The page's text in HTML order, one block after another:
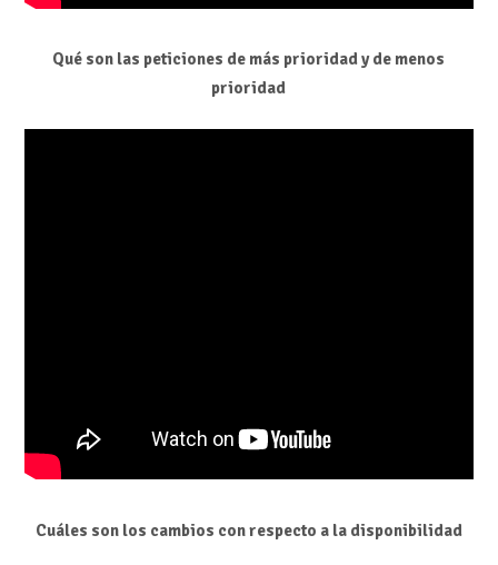
Qué son las peticiones de más prioridad y de menos
prioridad
Cuáles son los cambios con respecto a la disponibilidad